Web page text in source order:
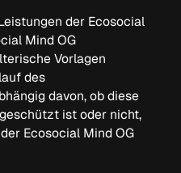
der Ecosocial
Mind OG
Vorlagen
des
davon, ob diese
ist oder nicht,
Ecosocial Mind OG